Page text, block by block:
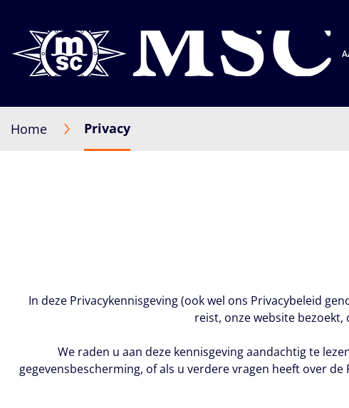
Home Privacy
In deze Privacykennisgeving (ook wel ons Privacybeleid
reist, onze website
We raden u aan deze kennisgeving aandachtig te
gegevensbescherming, of als u verdere vragen heeft over